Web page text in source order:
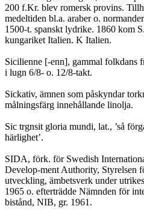
200 f.Kr. blev romersk provins.
medeltiden bl.a. araber o.
1500-t. spanskt lydrike. 1860 kom
kungariket Italien. K Italien.
Sicilienne [-enn], gammal folkdans
i lugn 6/8- o. 12/8-takt.
Sickativ, ämnen som påskyndar
målningsfärg innehållande linolja.
Sic trgnsit gloria mundi, lat., ’så
härlighet’.
SIDA, förk. för Swedish
Develop-ment Authority, Styrelsen
utveckling, ämbetsverk under
1965 o. efterträdde Nämnden för
bistånd, NIB, gr. 1961.